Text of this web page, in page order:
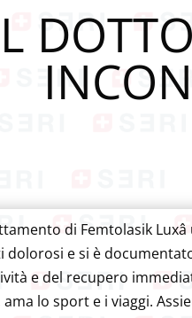
di Femtolasik
dolorosi e si è
e del recupero
lo sport e i viaggi.